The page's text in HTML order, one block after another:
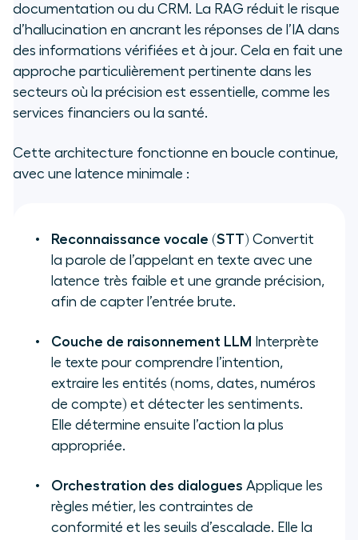
documentation ou du CRM. La RAG réduit le risque
d’hallucination en ancrant les réponses de l’IA dans
des informations vérifiées et à jour. Cela en fait une
approche particulièrement pertinente dans les
secteurs où la précision est essentielle, comme les
services financiers ou la santé.
Cette architecture fonctionne en boucle continue,
avec une latence minimale :
Reconnaissance vocale (STT) Convertit
la parole de l’appelant en texte avec une
latence très faible et une grande précision,
afin de capter l’entrée brute.
Couche de raisonnement LLM
Interprète
le texte pour comprendre l’intention,
extraire les entités (noms, dates, numéros
de compte) et détecter les sentiments.
Elle détermine ensuite l’action la plus
appropriée.
Orchestration des dialogues Applique les
règles métier, les contraintes de
conformité et les seuils d’escalade. Elle la